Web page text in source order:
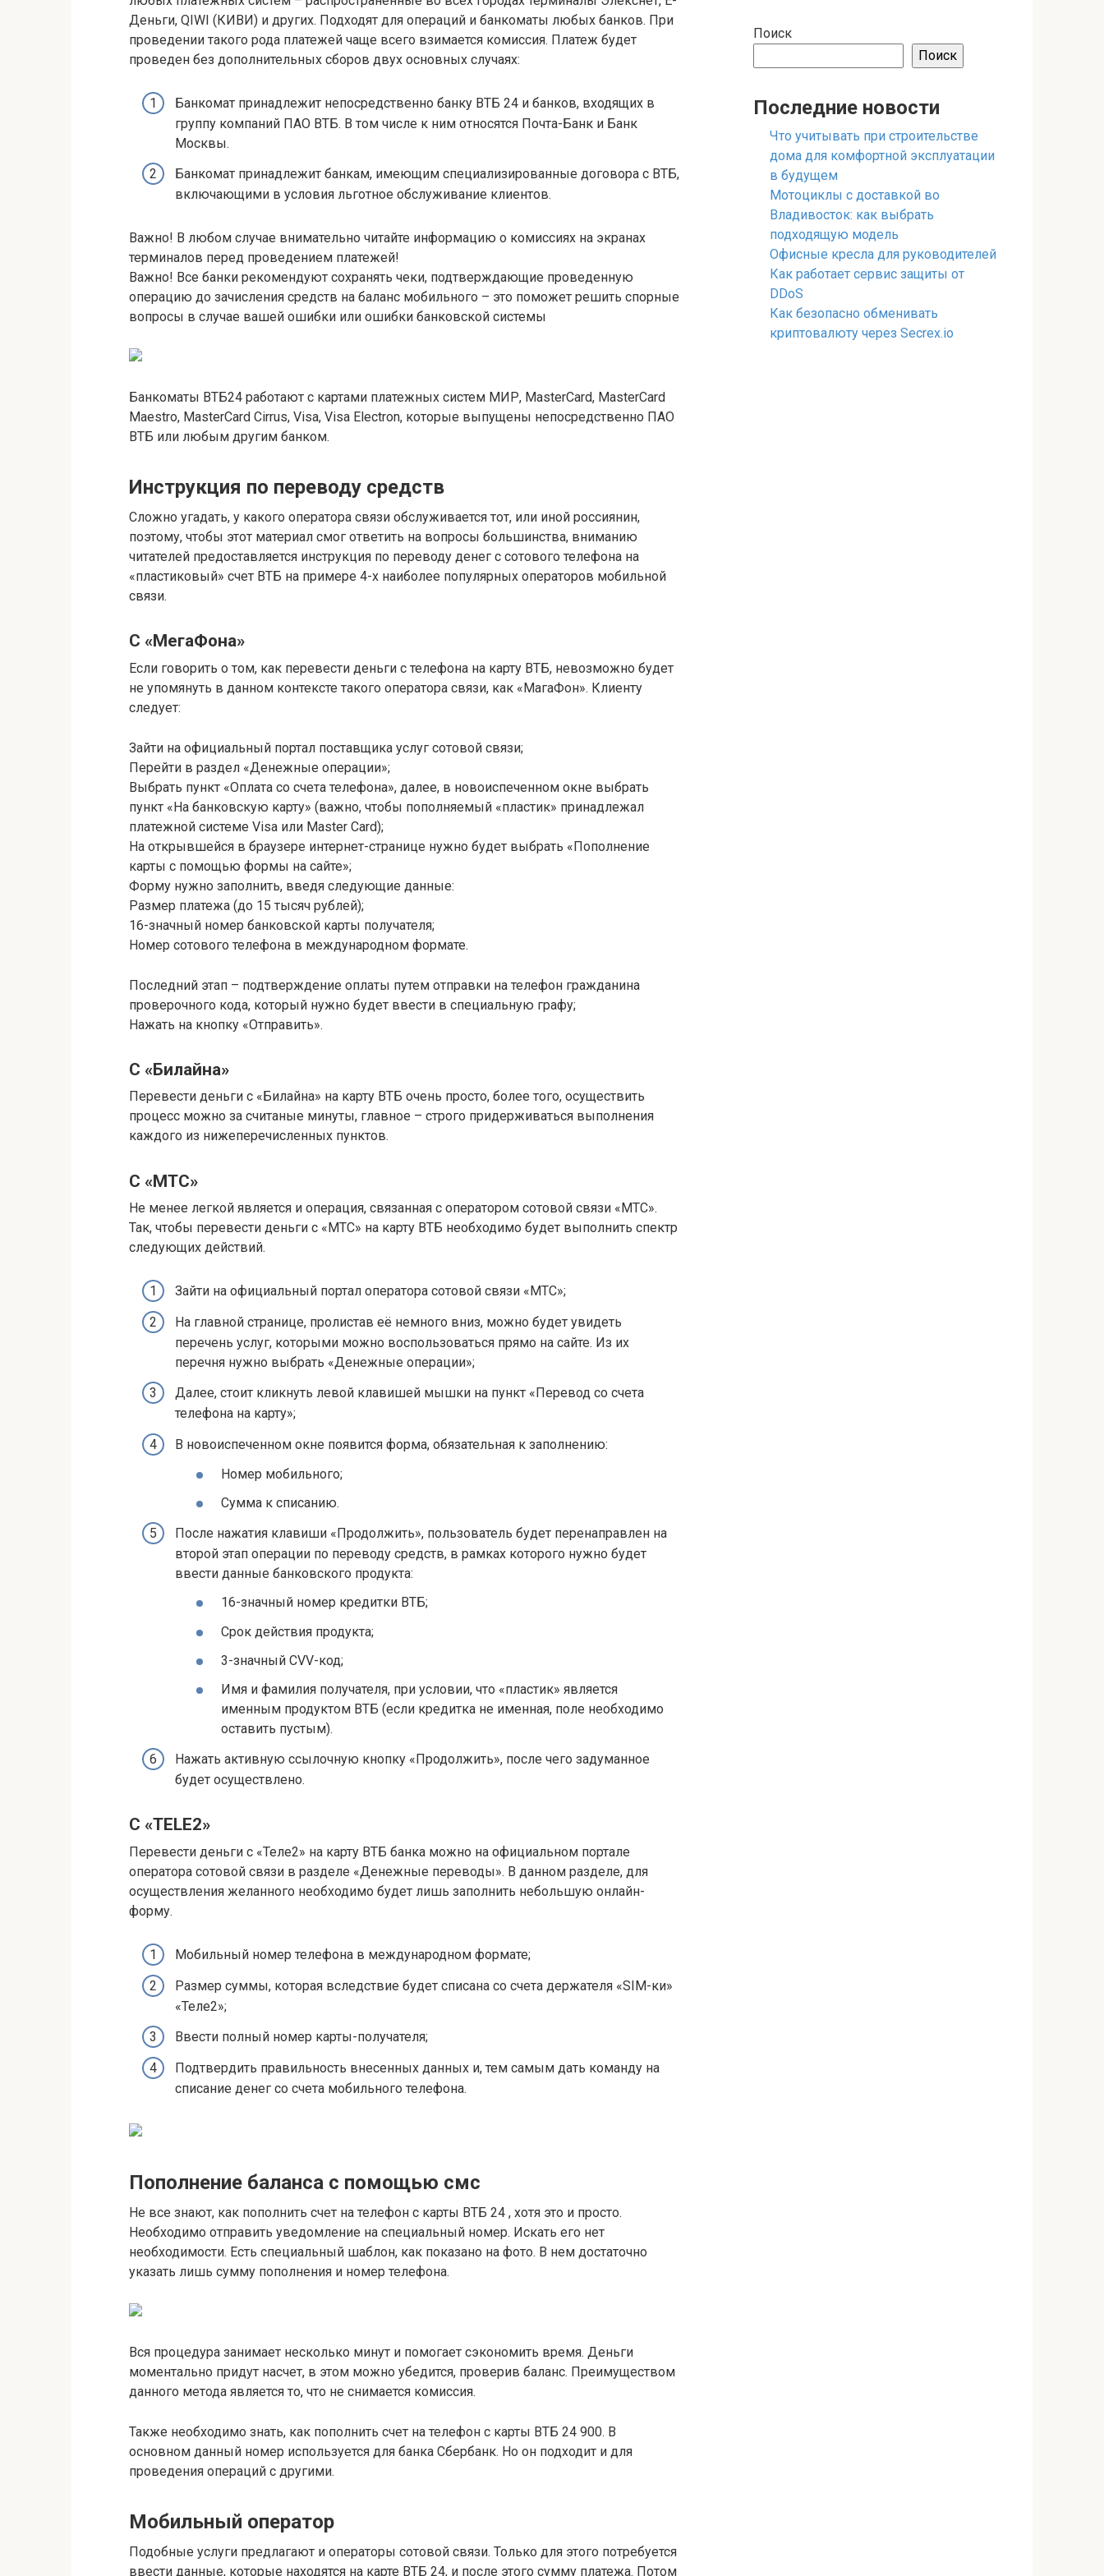
Деньги, QIWI (КИВИ) и других. Подходят для операций и банкоматы любых банков. При
проведении такого рода платежей чаще всего взимается комиссия. Платеж будет
проведен без дополнительных сборов двух основных случаях:
Банкомат принадлежит непосредственно банку ВТБ 24 и банков, входящих в
группу компаний ПАО ВТБ. В том числе к ним относятся Почта-Банк и Банк
Москвы.
Банкомат принадлежит банкам, имеющим специализированные договора с ВТБ,
включающими в условия льготное обслуживание клиентов.
Важно! В любом случае внимательно читайте информацию о комиссиях на экранах
терминалов перед проведением платежей!
Важно! Все банки рекомендуют сохранять чеки, подтверждающие проведенную
операцию до зачисления средств на баланс мобильного – это поможет решить спорные
вопросы в случае вашей ошибки или ошибки банковской системы
Банкоматы ВТБ24 работают с картами платежных систем МИР, MasterCard, MasterCard
Maestro, MasterCard Cirrus, Visa, Visa Electron, которые выпущены непосредственно ПАО
ВТБ или любым другим банком.
Инструкция по переводу средств
Сложно угадать, у какого оператора связи обслуживается тот, или иной россиянин,
поэтому, чтобы этот материал смог ответить на вопросы большинства, вниманию
читателей предоставляется инструкция по переводу денег с сотового телефона на
«пластиковый» счет ВТБ на примере 4-х наиболее популярных операторов мобильной
связи.
С «МегаФона»
Если говорить о том, как перевести деньги с телефона на карту ВТБ, невозможно будет
не упомянуть в данном контексте такого оператора связи, как «МагаФон». Клиенту
следует:
Зайти на официальный портал поставщика услуг сотовой связи;
Перейти в раздел «Денежные операции»;
Выбрать пункт «Оплата со счета телефона», далее, в новоиспеченном окне выбрать
пункт «На банковскую карту» (важно, чтобы пополняемый «пластик» принадлежал
платежной системе Visa или Master Card);
На открывшейся в браузере интернет-странице нужно будет выбрать «Пополнение
карты с помощью формы на сайте»;
Форму нужно заполнить, введя следующие данные:
Размер платежа (до 15 тысяч рублей);
16-значный номер банковской карты получателя;
Номер сотового телефона в международном формате.
Последний этап – подтверждение оплаты путем отправки на телефон гражданина
проверочного кода, который нужно будет ввести в специальную графу;
Нажать на кнопку «Отправить».
С «Билайна»
Перевести деньги с «Билайна» на карту ВТБ очень просто, более того, осуществить
процесс можно за считаные минуты, главное – строго придерживаться выполнения
каждого из нижеперечисленных пунктов.
С «МТС»
Не менее легкой является и операция, связанная с оператором сотовой связи «МТС».
Так, чтобы перевести деньги с «МТС» на карту ВТБ необходимо будет выполнить спектр
следующих действий.
Зайти на официальный портал оператора сотовой связи «МТС»;
На главной странице, пролистав её немного вниз, можно будет увидеть
перечень услуг, которыми можно воспользоваться прямо на сайте. Из их
перечня нужно выбрать «Денежные операции»;
Далее, стоит кликнуть левой клавишей мышки на пункт «Перевод со счета
телефона на карту»;
В новоиспеченном окне появится форма, обязательная к заполнению:
Номер мобильного;
Сумма к списанию.
После нажатия клавиши «Продолжить», пользователь будет перенаправлен на
второй этап операции по переводу средств, в рамках которого нужно будет
ввести данные банковского продукта:
16-значный номер кредитки ВТБ;
Срок действия продукта;
3-значный CVV-код;
Имя и фамилия получателя, при условии, что «пластик» является
именным продуктом ВТБ (если кредитка не именная, поле необходимо
оставить пустым).
Нажать активную ссылочную кнопку «Продолжить», после чего задуманное
будет осуществлено.
С «TELE2»
Перевести деньги с «Теле2» на карту ВТБ банка можно на официальном портале
оператора сотовой связи в разделе «Денежные переводы». В данном разделе, для
осуществления желанного необходимо будет лишь заполнить небольшую онлайн-
форму.
Мобильный номер телефона в международном формате;
Размер суммы, которая вследствие будет списана со счета держателя «SIM-ки»
«Теле2»;
Ввести полный номер карты-получателя;
Подтвердить правильность внесенных данных и, тем самым дать команду на
списание денег со счета мобильного телефона.
Пополнение баланса с помощью смс
Не все знают, как пополнить счет на телефон с карты ВТБ 24 , хотя это и просто.
Необходимо отправить уведомление на специальный номер. Искать его нет
необходимости. Есть специальный шаблон, как показано на фото. В нем достаточно
указать лишь сумму пополнения и номер телефона.
Вся процедура занимает несколько минут и помогает сэкономить время. Деньги
моментально придут насчет, в этом можно убедится, проверив баланс. Преимуществом
данного метода является то, что не снимается комиссия.
Также необходимо знать, как пополнить счет на телефон с карты ВТБ 24 900. В
основном данный номер используется для банка Сбербанк. Но он подходит и для
проведения операций с другими.
Мобильный оператор
Подобные услуги предлагают и операторы сотовой связи. Только для этого потребуется
ввести данные, которые находятся на карте ВТБ 24, и после этого сумму платежа. Потом
Поиск
Поиск
Последние новости
Что учитывать при строительстве
дома для комфортной эксплуатации
в будущем
Мотоциклы с доставкой во
Владивосток: как выбрать
подходящую модель
Офисные кресла для руководителей
Как работает сервис защиты от
DDoS
Как безопасно обменивать
криптовалюту через Secrex.io